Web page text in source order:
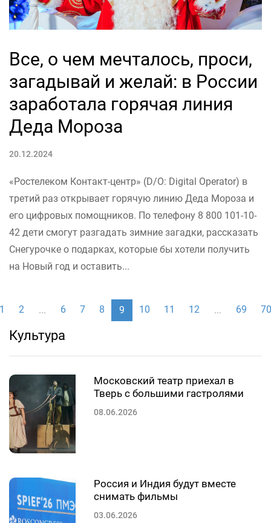
Все, о чем мечталось, проси,
загадывай и желай: в России
заработала горячая линия
Деда Мороза
20.12.2024
«Ростелеком Контакт-центр» (D/O: Digital Operator) в
третий раз открывает горячую линию Деда Мороза и
его цифровых помощников. По телефону 8 800 101-10-
42 дети смогут разгадать зимние загадки, рассказать
Снегурочке о подарках, которые бы хотели получить
на Новый год и оставить...
1 2 ... 6 7 8 9 10 11 12 ... 69 70
Культура
Московский театр приехал в
Тверь с большими гастролями
08.06.2026
Россия и Индия будут вместе
снимать фильмы
03.06.2026